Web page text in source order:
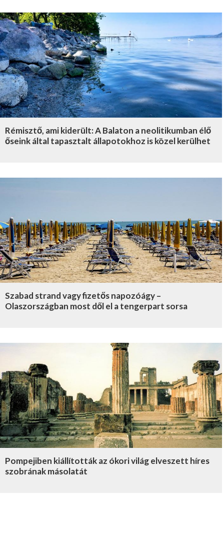
Rémisztő, ami kiderült: A Balaton a neolitikumban élő
őseink által tapasztalt állapotokhoz is közel kerülhet
Szabad strand vagy fizetős napozóágy –
Olaszországban most dől el a tengerpart sorsa
Pompejiben kiállították az ókori világ elveszett híres
szobrának másolatát